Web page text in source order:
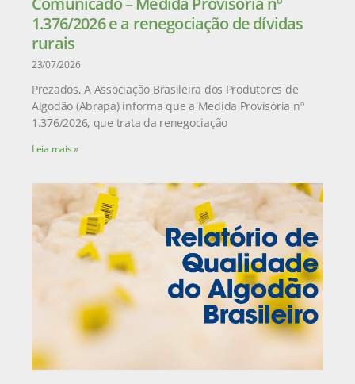
1.376/2026 e a renegociação de dívidas
rurais
23/07/2026
Prezados, A Associação Brasileira dos Produtores de
Algodão (Abrapa) informa que a Medida Provisória nº
1.376/2026, que trata da renegociação
Leia mais »